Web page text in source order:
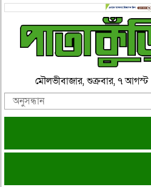
মৌলভীবাজার, শুক্রবার, ৭